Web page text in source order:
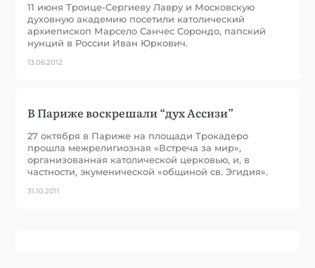
11 июня Троице-Сергиеву Лавру и Московскую
духовную академию посетили католический
архиепископ Марсело Санчес Сорондо, папский
нунций в России Иван Юркович.
13.06.2012
В Париже воскрешали “дух Ассизи”
27 октября в Париже на площади Трокадеро
прошла межрелигиозная «Встреча за мир»,
организованная католической церковью, и, в
частности, экуменической «общиной св. Эгидия».
31.10.2011